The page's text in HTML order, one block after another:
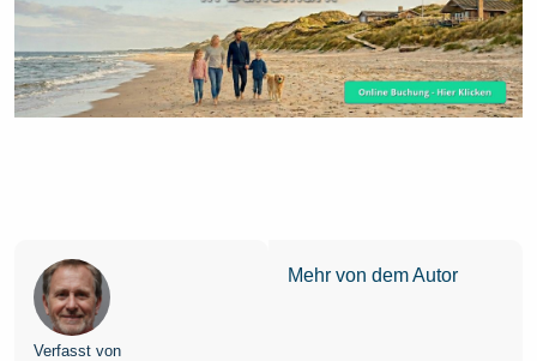
Verfasst von
Mehr von dem Autor